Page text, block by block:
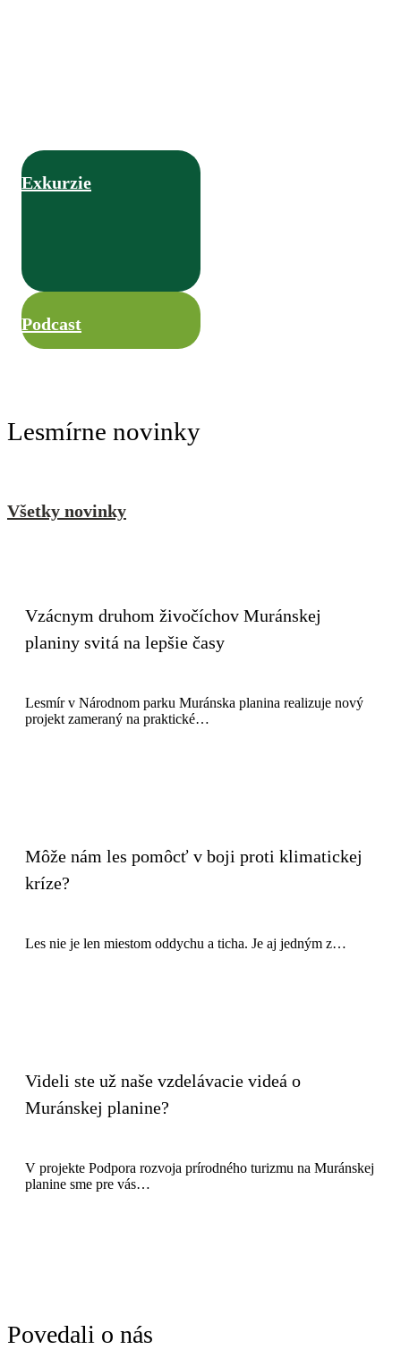
Exkurzie
Podcast
Lesmírne novinky
Všetky novinky
Vzácnym druhom živočíchov Muránskej
planiny svitá na lepšie časy
Lesmír v Národnom parku Muránska planina realizuje nový
projekt zameraný na praktické…
Môže nám les pomôcť v boji proti klimatickej
kríze?
Les nie je len miestom oddychu a ticha. Je aj jedným z…
Videli ste už naše vzdelávacie videá o
Muránskej planine?
V projekte Podpora rozvoja prírodného turizmu na Muránskej
planine sme pre vás…
Povedali o nás